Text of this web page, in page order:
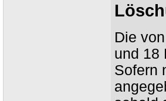
Die
und 18
Sofern